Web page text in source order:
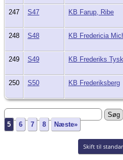
247 S47 KB Farup, Ribe
248 S48 KB Fredericia
249 S49 KB Frederiks
250 S50 KB Frederiksberg
5
6 7 8 Næste»
Skift til